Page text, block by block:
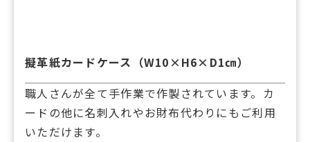
擬革紙カードケース（W10×H6×D1㎝）
職人さんが全て手作業で作製されています。カ
ードの他に名刺入れやお財布代わりにもご利用
いただけます。